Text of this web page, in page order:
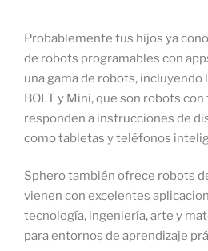
Probablemente tus hijos ya
de robots programables con
una gama de robots, incluyendo
BOLT y Mini, que son robots
responden a instrucciones de
como tabletas y teléfonos
Sphero también ofrece robots
vienen con excelentes
tecnología, ingeniería, arte y
para entornos de aprendizaje